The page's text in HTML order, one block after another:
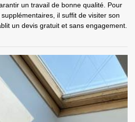
un travail de bonne qualité. Pour
il suffit de visiter son
un devis gratuit et sans engagement.